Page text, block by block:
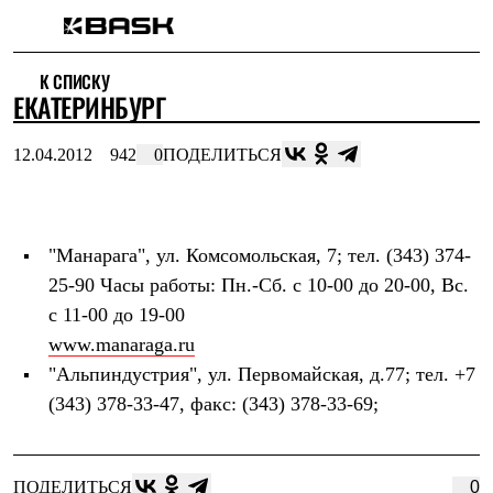
Интернет-магазин
Мужская одежда
Утепленная пухом
Куртки
Брюки
Куртки
Штормовая одежда
Куртки
Софтшелл одежда
Куртки
Брюки
Флисовая одежда
Брюки
Жилеты
К СПИСКУ
ЕКАТЕРИНБУРГ
12.04.2012 942 0ПОДЕЛИТЬСЯ
"Манарага", ул. Комсомольская, 7; тел. (343) 374-
25-90 Часы работы: Пн.-Сб. с 10-00 до 20-00, Вс.
с 11-00 до 19-00
www.manaraga.ru
"Альпиндустрия", ул. Первомайская, д.77; тел. +7
(343) 378-33-47, факс: (343) 378-33-69;
ПОДЕЛИТЬСЯ 0